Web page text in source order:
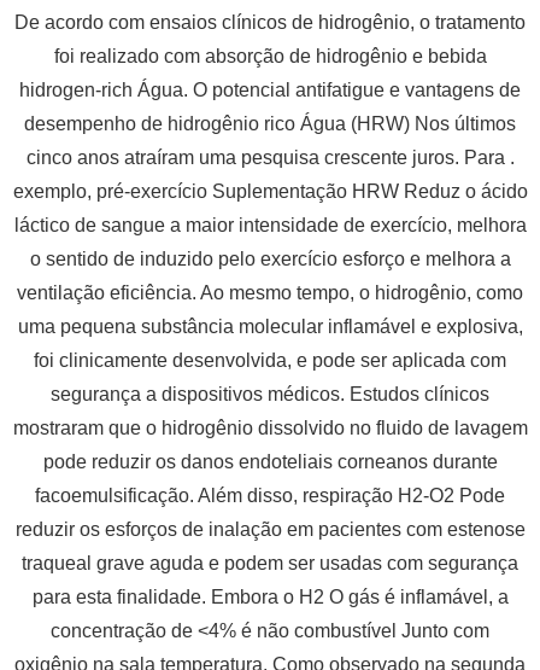
De acordo com ensaios clínicos de hidrogênio, o tratamento
foi realizado com absorção de hidrogênio e bebida
hidrogen-rich Água. O potencial antifatigue e vantagens de
desempenho de hidrogênio rico Água (HRW) Nos últimos
cinco anos atraíram uma pesquisa crescente juros. Para .
exemplo, pré-exercício Suplementação HRW Reduz o ácido
láctico de sangue a maior intensidade de exercício, melhora
o sentido de induzido pelo exercício esforço e melhora a
ventilação eficiência. Ao mesmo tempo, o hidrogênio, como
uma pequena substância molecular inflamável e explosiva,
foi clinicamente desenvolvida, e pode ser aplicada com
segurança a dispositivos médicos. Estudos clínicos
mostraram que o hidrogênio dissolvido no fluido de lavagem
pode reduzir os danos endoteliais corneanos durante
facoemulsificação. Além disso, respiração H2-O2 Pode
reduzir os esforços de inalação em pacientes com estenose
traqueal grave aguda e podem ser usadas com segurança
para esta finalidade. Embora o H2 O gás é inflamável, a
concentração de <4% é não combustível Junto com
oxigênio na sala temperatura. Como observado na segunda